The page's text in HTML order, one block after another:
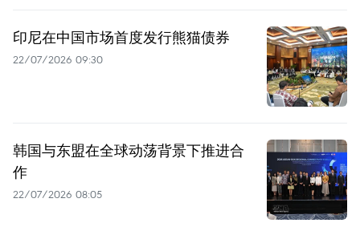
印尼在中国市场首度发行熊猫债券
22/07/2026 09:30
韩国与东盟在全球动荡背景下推进合
作
22/07/2026 08:05